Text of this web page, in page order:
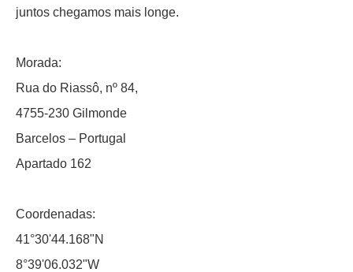
juntos chegamos mais longe.
Morada:
Rua do Riassô, nº 84,
4755-230 Gilmonde
Barcelos – Portugal
Apartado 162
Coordenadas:
41°30'44.168"N
8°39'06.032"W